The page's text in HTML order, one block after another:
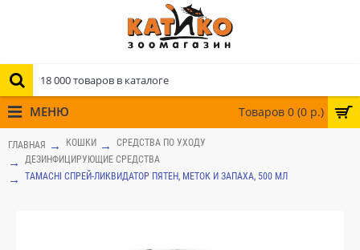
Товаров 0 (0 р.)
МЕНЮ
ГЛАВНАЯ КОШКИ
СРЕДСТВА ПО УХОДУ
ДЕЗИНФИЦИРУЮЩИЕ СРЕДСТВА
TAMACHI СПРЕЙ-ЛИКВИДАТОР ПЯТЕН, МЕТОК И ЗАПАХА, 500 МЛ